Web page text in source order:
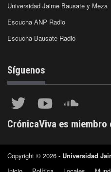
Universidad Jaime Bausate y Meza
Escucha ANP Radio
Escucha Bausate Radio
Síguenos
CrónicaViva es miembro
Copyright © 2026 - Universidad